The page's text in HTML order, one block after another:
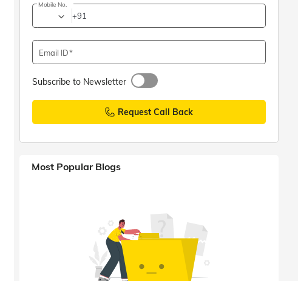
Mobile No.
+91
Email ID
Subscribe to Newsletter
Request Call Back
Most Popular Blogs